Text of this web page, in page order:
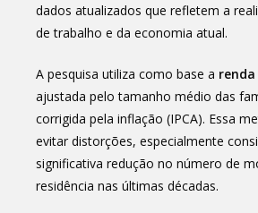
dados atualizados que refletem a
de trabalho e da economia atual.
A pesquisa utiliza como base a
ajustada pelo tamanho médio das
corrigida pela inflação (IPCA). Essa
evitar distorções, especialmente
significativa redução no número de
residência nas últimas décadas.